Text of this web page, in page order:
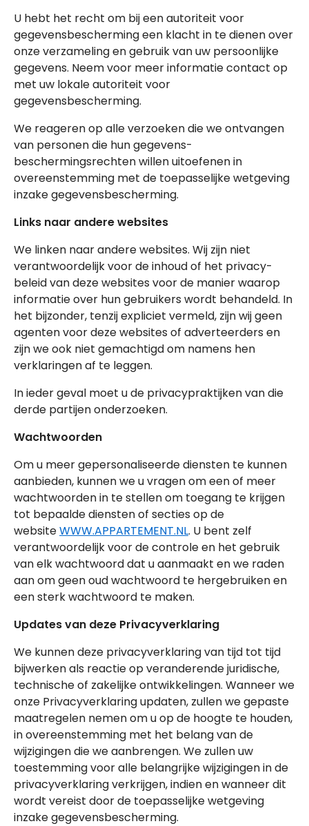
U hebt het recht om bij een autoriteit voor
gegevensbescherming een klacht in te dienen over
onze verzameling en gebruik van uw persoonlijke
gegevens. Neem voor meer informatie contact op
met uw lokale autoriteit voor
gegevensbescherming.
We reageren op alle verzoeken die we ontvangen
van personen die hun gegevens-
beschermingsrechten willen uitoefenen in
overeenstemming met de toepasselijke wetgeving
inzake gegevensbescherming.
Links naar andere websites
We linken naar andere websites. Wij zijn niet
verantwoordelijk voor de inhoud of het privacy-
beleid van deze websites voor de manier waarop
informatie over hun gebruikers wordt behandeld. In
het bijzonder, tenzij expliciet vermeld, zijn wij geen
agenten voor deze websites of adverteerders en
zijn we ook niet gemachtigd om namens hen
verklaringen af te leggen.
In ieder geval moet u de privacypraktijken van die
derde partijen onderzoeken.
Wachtwoorden
Om u meer gepersonaliseerde diensten te kunnen
aanbieden, kunnen we u vragen om een of meer
wachtwoorden in te stellen om toegang te krijgen
tot bepaalde diensten of secties op de
websiteWWW.APPARTEMENT.NL. U bent zelf
verantwoordelijk voor de controle en het gebruik
van elk wachtwoord dat u aanmaakt en we raden
aan om geen oud wachtwoord te hergebruiken en
een sterk wachtwoord te maken.
Updates van deze Privacyverklaring
We kunnen deze privacyverklaring van tijd tot tijd
bijwerken als reactie op veranderende juridische,
technische of zakelijke ontwikkelingen. Wanneer we
onze Privacyverklaring updaten, zullen we gepaste
maatregelen nemen om u op de hoogte te houden,
in overeenstemming met het belang van de
wijzigingen die we aanbrengen. We zullen uw
toestemming voor alle belangrijke wijzigingen in de
privacyverklaring verkrijgen, indien en wanneer dit
wordt vereist door de toepasselijke wetgeving
inzake gegevensbescherming.